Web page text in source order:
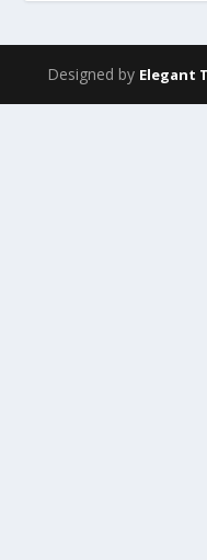
Designed by Elegant